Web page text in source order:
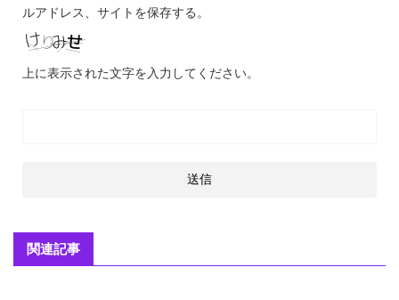
ルアドレス、サイトを保存する。
上に表示された文字を入力してください。
関連記事